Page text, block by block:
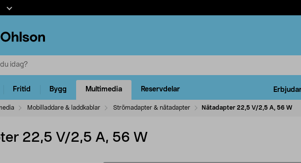
Fritid Bygg Multimedia Reservdelar
Mobilladdare & laddkablar Strömadapter & nätadapter Nätadapter 22,5 V/2,5 A, 56 W
22,5 V/2,5 A, 56 W